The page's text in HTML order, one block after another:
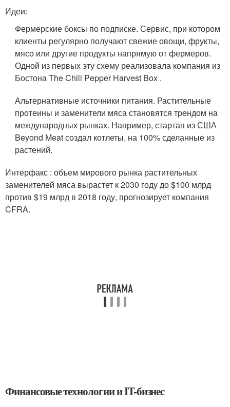
Идеи:
Фермерские боксы по подписке. Сервис, при котором
клиенты регулярно получают свежие овощи, фрукты,
мясо или другие продукты напрямую от фермеров.
Одной из первых эту схему реализовала компания из
Бостона The Chili Pepper Harvest Box .
Альтернативные источники питания. Растительные
протеины и заменители мяса становятся трендом на
международных рынках. Например, стартап из США
Beyond Meat создал котлеты, на 100% сделанные из
растений.
Интерфакс : объем мирового рынка растительных
заменителей мяса вырастет к 2030 году до $100 млрд
против $19 млрд в 2018 году, прогнозирует компания
CFRA.
Финансовые технологии и IT-бизнес